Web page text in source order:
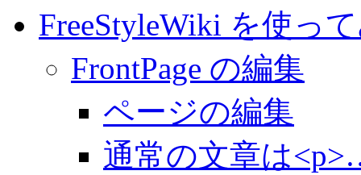
FreeStyleWiki を使っ
FrontPage の編集
ページの編集
通常の文章は